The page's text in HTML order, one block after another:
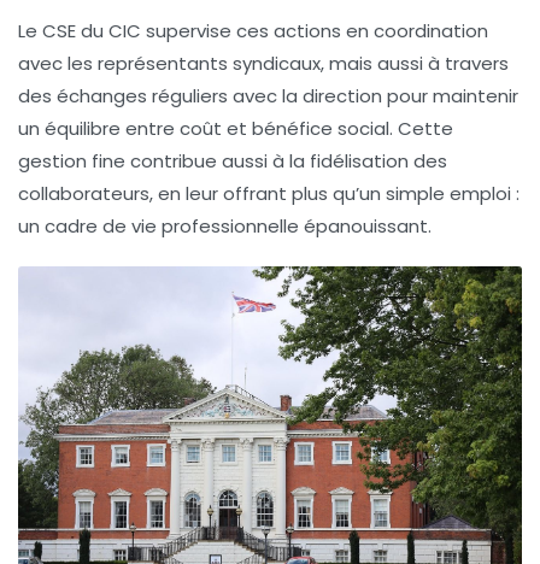
Le CSE du CIC supervise ces actions en coordination
avec les représentants syndicaux, mais aussi à travers
des échanges réguliers avec la direction pour maintenir
un équilibre entre coût et bénéfice social. Cette
gestion fine contribue aussi à la fidélisation des
collaborateurs, en leur offrant plus qu’un simple emploi :
un cadre de vie professionnelle épanouissant.